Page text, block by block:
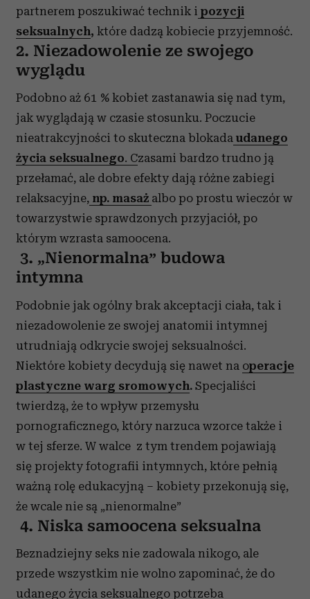
partnerem poszukiwać technik i pozycji
seksualnych, które dadzą kobiecie przyjemność.
2. Niezadowolenie ze swojego
wyglądu
Podobno aż 61 % kobiet zastanawia się nad tym,
jak wyglądają w czasie stosunku. Poczucie
nieatrakcyjności to skuteczna blokada udanego
życia seksualnego. Czasami bardzo trudno ją
przełamać, ale dobre efekty dają różne zabiegi
relaksacyjne, np. masaż albo po prostu wieczór w
towarzystwie sprawdzonych przyjaciół, po
którym wzrasta samoocena.
3. „Nienormalna” budowa
intymna
Podobnie jak ogólny brak akceptacji ciała, tak i
niezadowolenie ze swojej anatomii intymnej
utrudniają odkrycie swojej seksualności.
Niektóre kobiety decydują się nawet na operacje
plastyczne warg sromowych. Specjaliści
twierdzą, że to wpływ przemysłu
pornograficznego, który narzuca wzorce także i
w tej sferze. W walce z tym trendem pojawiają
się projekty fotografii intymnych, które pełnią
ważną rolę edukacyjną – kobiety przekonują się,
że wcale nie są „nienormalne”
4. Niska samoocena seksualna
Beznadziejny seks nie zadowala nikogo, ale
przede wszystkim nie wolno zapominać, że do
udanego życia seksualnego potrzeba